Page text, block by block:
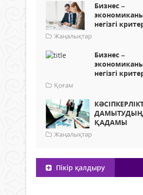
Бизнес –
негізгі
Жаңалықтар
Бизнес –
негізгі
Қоғам
ҚАДАМЫ
Жаңалықтар
Пікір қалдыру